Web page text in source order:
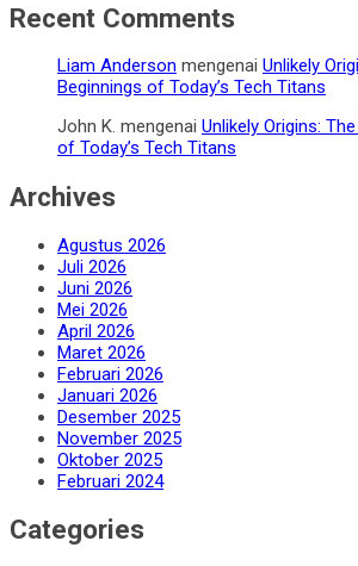
Recent Comments
Liam Anderson mengenai Unlikely
Beginnings of Today’s Tech Titans
John K. mengenai Unlikely Origins:
of Today’s Tech Titans
Archives
Agustus 2026
Juli 2026
Juni 2026
Mei 2026
April 2026
Maret 2026
Februari 2026
Januari 2026
Desember 2025
November 2025
Oktober 2025
Februari 2024
Categories